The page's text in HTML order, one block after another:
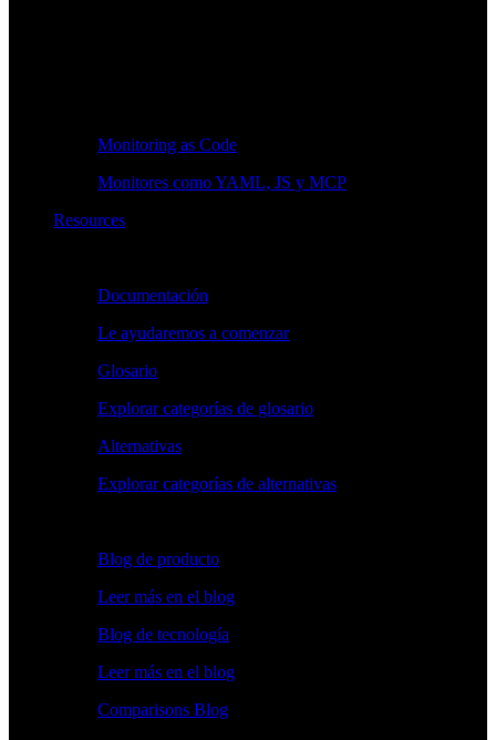
Monitoring as Code
Monitores como YAML, JS y MCP
Resources
Documentación
Le ayudaremos a comenzar
Glosario
Explorar categorías de glosario
Alternativas
Explorar categorías de alternativas
Blog de producto
Leer más en el blog
Blog de tecnología
Leer más en el blog
Comparisons Blog